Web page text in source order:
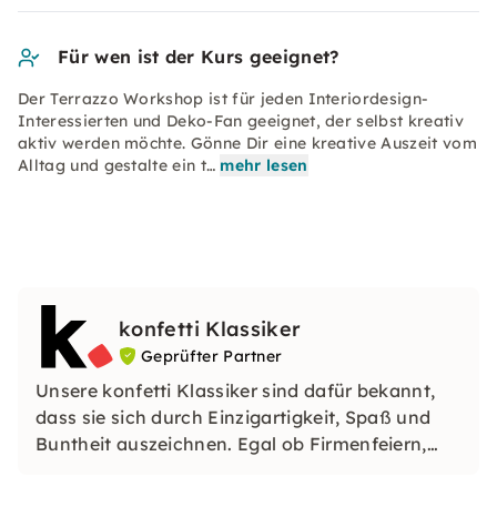
Für wen ist der Kurs geeignet?
Der Terrazzo Workshop ist für jeden Interiordesign-
Interessierten und Deko-Fan geeignet, der selbst kreativ
aktiv werden möchte. Gönne Dir eine kreative Auszeit vom
Alltag und gestalte ein t… mehr lesen
konfetti Klassiker
Geprüfter Partner
Unsere konfetti Klassiker sind dafür bekannt,
dass sie sich durch Einzigartigkeit, Spaß und
Buntheit auszeichnen. Egal ob Firmenfeiern,